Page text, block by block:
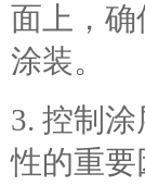
面上，
涂装。
3. 控制
性的重